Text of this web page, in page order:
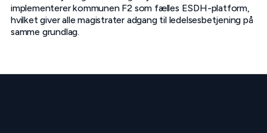
implementerer kommunen F2 som fælles ESDH-platform,
hvilket giver alle magistrater adgang til ledelsesbetjening på
samme grundlag.